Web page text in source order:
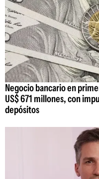
Negocio bancario en
US$ 671 millones, con
depósitos